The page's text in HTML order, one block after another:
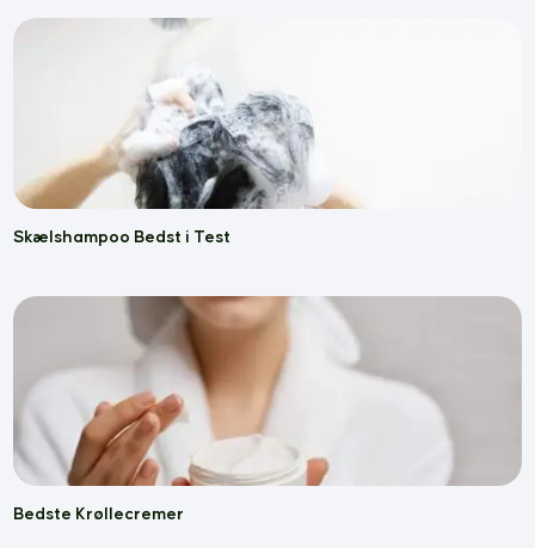
Skælshampoo Bedst i Test
Bedste Krøllecremer